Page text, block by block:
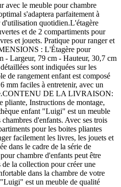
avec le meuble pour chambre
s'adaptera parfaitement à
quotidien.L'étagère
et de 2 compartiments pour
et jouets. Pratique pour ranger et
: L'Étagère pour
- Largeur, 79 cm - Hauteur, 30,7 cm
sont indiquées sur les
rangement enfant est composé
mm faciles à entretenir, avec un
DE LA LIVRAISON:
pliante, Instructions de montage,
enfant "Luigi" est un meuble
d'enfants. Avec ses trois
pour les boites pliantes
facilement les livres, les jouets et
dans le cadre de la série de
chambre d'enfants peut être
la collection pour créer une
dans la chambre de votre
est un meuble de qualité